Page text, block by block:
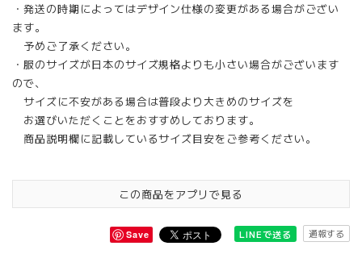
・発送の時期によってはデザイン仕様の変更がある場合がござい
ます。
予めご了承ください。
・服のサイズが日本のサイズ規格よりも小さい場合がございます
ので、
サイズに不安がある場合は普段より大きめのサイズを
お選びいただくことをおすすめしております。
商品説明欄に記載しているサイズ目安をご参考ください。
この商品をアプリで見る
Save LINEで送る 通報する